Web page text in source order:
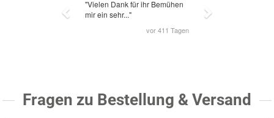
Fragen zu Bestellung & Versand